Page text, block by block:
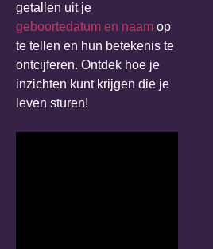
getallen uit je
geboortedatum en naam op
te tellen en hun betekenis te
ontcijferen. Ontdek hoe je
inzichten kunt krijgen die je
leven sturen!